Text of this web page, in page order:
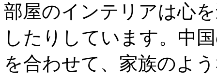
部屋のインテリアは心
したりしています。中
を合わせて、家族のよ